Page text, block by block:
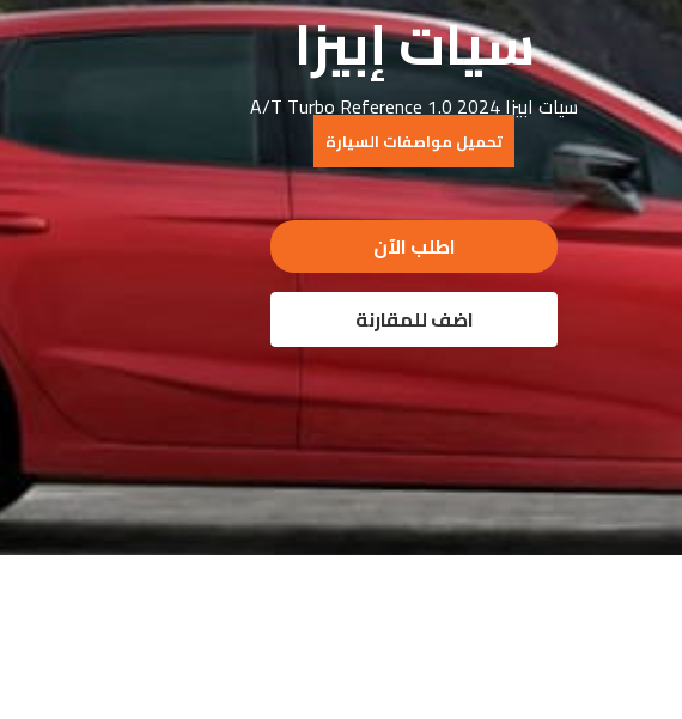
سيات إبيزا
سيات ابيزا 2024 1.0 A/T Turbo Reference
تحميل مواصفات السيارة
اطلب الآن
اضف للمقارنة